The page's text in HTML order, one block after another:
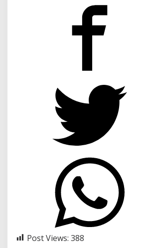
Post Views: 388